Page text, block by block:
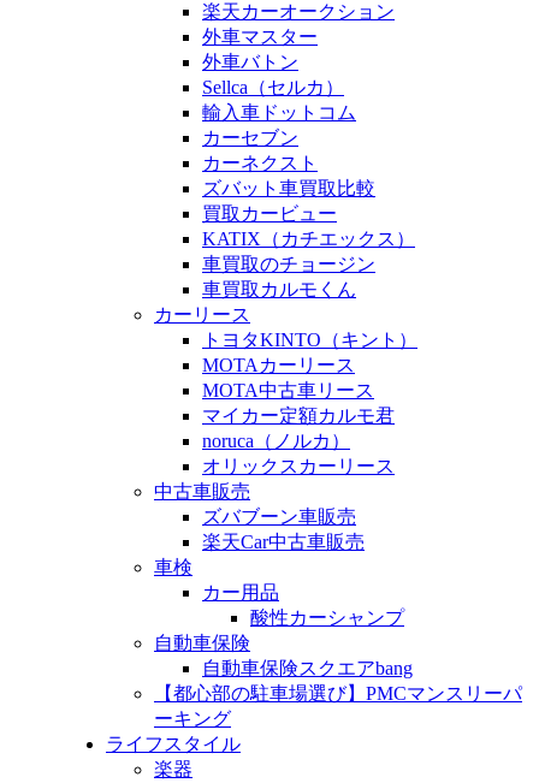
楽天カーオークション
外車マスター
外車バトン
Sellca（セルカ）
輸入車ドットコム
カーセブン
カーネクスト
ズバット車買取比較
買取カービュー
KATIX（カチエックス）
車買取のチョージン
車買取カルモくん
カーリース
トヨタKINTO（キント）
MOTAカーリース
MOTA中古車リース
マイカー定額カルモ君
noruca（ノルカ）
オリックスカーリース
中古車販売
ズバブーン車販売
楽天Car中古車販売
車検
カー用品
酸性カーシャンプ
自動車保険
自動車保険スクエアbang
【都心部の駐車場選び】PMCマンスリーパ
ーキング
ライフスタイル
楽器